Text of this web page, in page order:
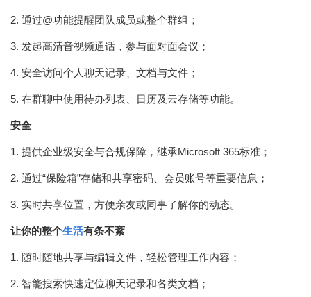
2. 通过@功能提醒团队成员或整个群组；
3. 发起高清音视频通话，参与面对面会议；
4. 安全访问个人聊天记录、文档与文件；
5. 在群聊中使用待办列表、日历及云存储等功能。
安全
1. 提供企业级安全与合规保障，继承Microsoft 365标准；
2. 通过“保险箱”存储和共享密码、会员账号等重要信息；
3. 实时共享位置，方便亲友或同事了解你的动态。
让你的整个生活有条不紊
1. 随时随地共享与编辑文件，轻松管理工作内容；
2. 智能搜索快速定位聊天记录和各类文档；